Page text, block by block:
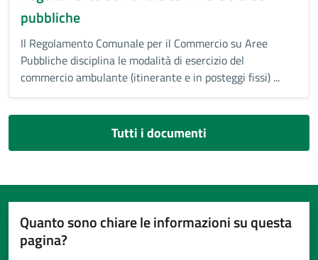
pubbliche
Il Regolamento Comunale per il Commercio su Aree
Pubbliche disciplina le modalità di esercizio del
commercio ambulante (itinerante e in posteggi fissi) ...
Tutti i documenti
Quanto sono chiare le informazioni su questa
pagina?